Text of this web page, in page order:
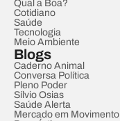
Qual a Boa?
Cotidiano
Saúde
Tecnologia
Meio Ambiente
Blogs
Caderno Animal
Conversa Política
Pleno Poder
Sílvio Osias
Saúde Alerta
Mercado em Movimento